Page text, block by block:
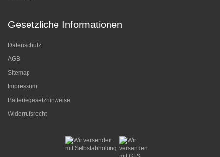
Gesetzliche Informationen
Datenschutz
AGB
Sitemap
Impressum
Batteriegesetzhinweise
Widerrufsrecht